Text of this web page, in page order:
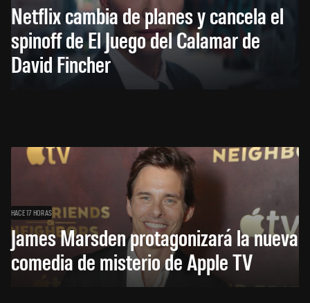
Netflix cambia de planes y cancela el
spinoff de El Juego del Calamar de
David Fincher
HACE 17 HORAS
James Marsden protagonizará la nueva
comedia de misterio de Apple TV